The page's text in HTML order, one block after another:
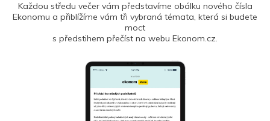
Každou středu večer vám představíme obálku nového čísla
Ekonomu a přiblížíme vám tři vybraná témata, která si budete
moct
s předstihem přečíst na webu Ekonom.cz.